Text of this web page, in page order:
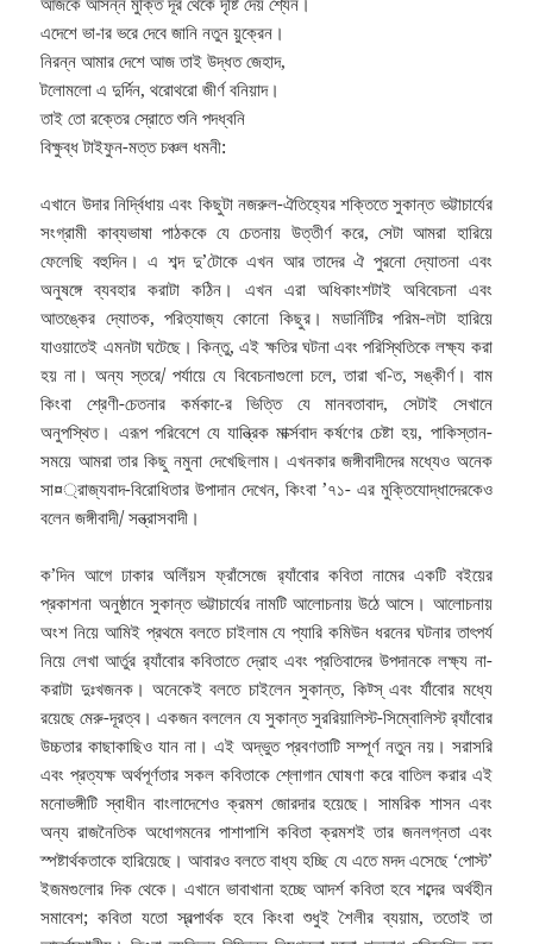
এদেশে ভা-ার ভরে দেবে জানি নতুন য়ুক্রেন।
নিরন্ন আমার দেশে আজ তাই উদ্ধত জেহাদ,
টলোমলো এ দুর্দিন, থরোথরো জীর্ণ বনিয়াদ।
তাই তো রক্তের স্রোতে শুনি পদধ্বনি
বিক্ষুব্ধ টাইফুন-মত্ত চঞ্চল ধমনী:
এখানে উদার নির্দ্বিধায় এবং কিছুটা নজরুল-ঐতিহ্যের শক্তিতে সুকান্ত ভট্টাচার্যের
সংগ্রামী কাব্যভাষা পাঠককে যে চেতনায় উত্তীর্ণ করে, সেটা আমরা হারিয়ে
ফেলেছি বহুদিন। এ শব্দ দু’টোকে এখন আর তাদের ঐ পুরনো দ্যোতনা এবং
অনুষঙ্গে ব্যবহার করাটা কঠিন। এখন এরা অধিকাংশটাই অবিবেচনা এবং
আতঙ্কের দ্যোতক, পরিত্যাজ্য কোনো কিছুর। মডার্নিটির পরিম-লটা হারিয়ে
যাওয়াতেই এমনটা ঘটেছে। কিন্তু, এই ক্ষতির ঘটনা এবং পরিস্থিতিকে লক্ষ্য করা
হয় না। অন্য স্তরে/ পর্যায়ে যে বিবেচনাগুলো চলে, তারা খ-িত, সঙ্কীর্ণ। বাম
কিংবা শ্রেণী-চেতনার কর্মকা-ের ভিত্তি যে মানবতাবাদ, সেটাই সেখানে
অনুপস্থিত। এরূপ পরিবেশে যে যান্ত্রিক মার্ক্সবাদ কর্ষণের চেষ্টা হয়, পাকিস্তান-
সময়ে আমরা তার কিছু নমুনা দেখেছিলাম। এখনকার জঙ্গীবাদীদের মধ্যেও অনেক
সা¤্রাজ্যবাদ-বিরোধিতার উপাদান দেখেন, কিংবা ’৭১- এর মুক্তিযোদ্ধাদেরকেও
বলেন জঙ্গীবাদী/ সন্ত্রাসবাদী।
ক’দিন আগে ঢাকার অলিঁয়স ফ্রাঁসেজে র‌্যাঁবোর কবিতা নামের একটি বইয়ের
প্রকাশনা অনুষ্ঠানে সুকান্ত ভট্টাচার্যের নামটি আলোচনায় উঠে আসে। আলোচনায়
অংশ নিয়ে আমিই প্রথমে বলতে চাইলাম যে প্যারি কমিউন ধরনের ঘটনার তাৎপর্য
নিয়ে লেখা আর্তুর র‌্যাঁবোর কবিতাতে দ্রোহ এবং প্রতিবাদের উপদানকে লক্ষ্য না-
করাটা দুঃখজনক। অনেকেই বলতে চাইলেন সুকান্ত, কিট্স্ এবং র্যাঁবোর মধ্যে
রয়েছে মেরু-দূরত্ব। একজন বললেন যে সুকান্ত সুররিয়ালিস্ট-সিম্বোলিস্ট র‌্যাঁবোর
উচ্চতার কাছাকাছিও যান না। এই অদ্ভুত প্রবণতাটি সম্পূর্ণ নতুন নয়। সরাসরি
এবং প্রত্যক্ষ অর্থপূর্ণতার সকল কবিতাকে শ্লোগান ঘোষণা করে বাতিল করার এই
মনোভঙ্গীটি স্বাধীন বাংলাদেশেও ক্রমশ জোরদার হয়েছে। সামরিক শাসন এবং
অন্য রাজনৈতিক অধোগমনের পাশাপাশি কবিতা ক্রমশই তার জনলগ্নতা এবং
স্পষ্টার্থকতাকে হারিয়েছে। আবারও বলতে বাধ্য হচ্ছি যে এতে মদদ এসেছে ‘পোস্ট’
ইজমগুলোর দিক থেকে। এখানে ভাবাখানা হচ্ছে আদর্শ কবিতা হবে শব্দের অর্থহীন
সমাবেশ; কবিতা যতো স্বল্পার্থক হবে কিংবা শুধুই শৈলীর ব্যয়াম, ততোই তা